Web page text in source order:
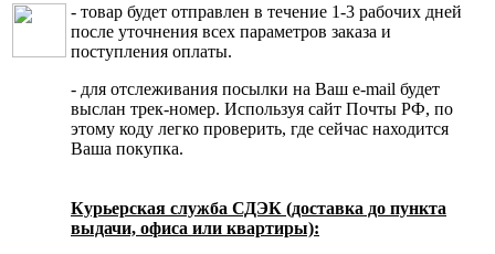
- товар будет отправлен в течение 1-3 рабочих дней
после уточнения всех параметров заказа и
поступления оплаты.
- для отслеживания посылки на Ваш e-mail будет
выслан трек-номер. Используя сайт Почты РФ, по
этому коду легко проверить, где сейчас находится
Ваша покупка.
Курьерская служба СДЭК (доставка до пункта
выдачи, офиса или квартиры):